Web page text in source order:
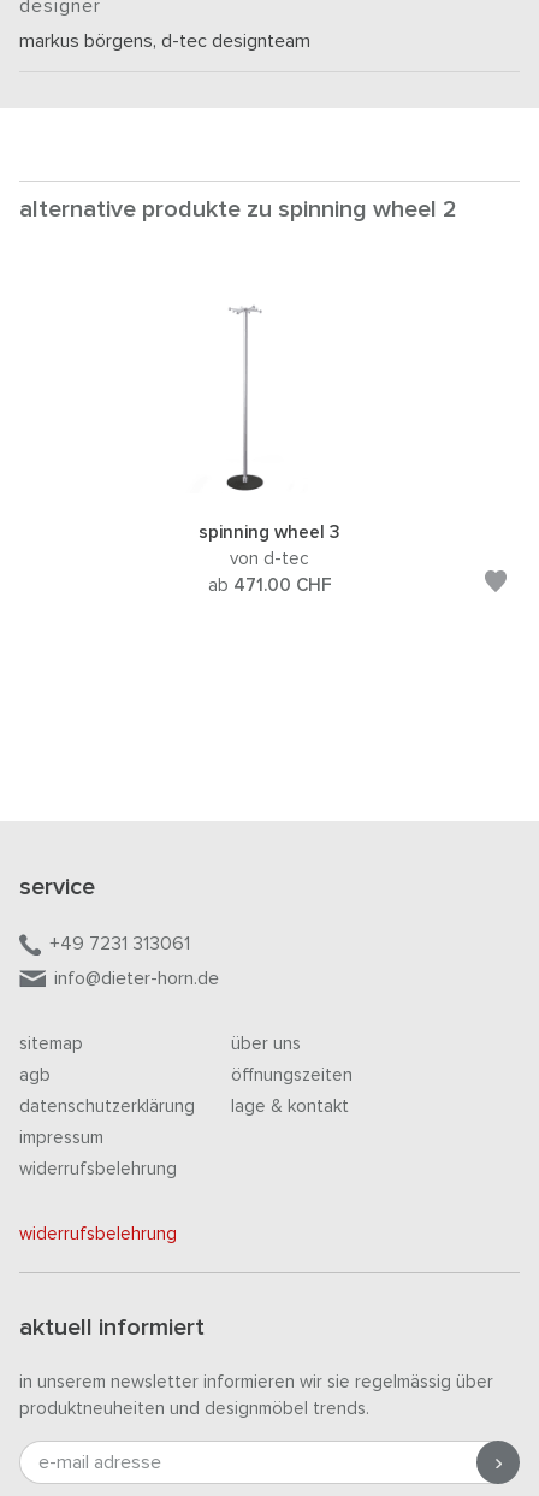
designer
markus börgens, d-tec designteam
alternative produkte zu spinning wheel 2
spinning wheel 3
von d-tec
ab 471.00 CHF
service
+49 7231 313061
info@dieter-horn.de
sitemap
agb
datenschutzerklärung
impressum
widerrufsbelehrung
über uns
öffnungszeiten
lage & kontakt
widerrufsbelehrung
aktuell informiert
in unserem newsletter informieren wir sie regelmässig über
produktneuheiten und designmöbel trends.
e-mail adresse